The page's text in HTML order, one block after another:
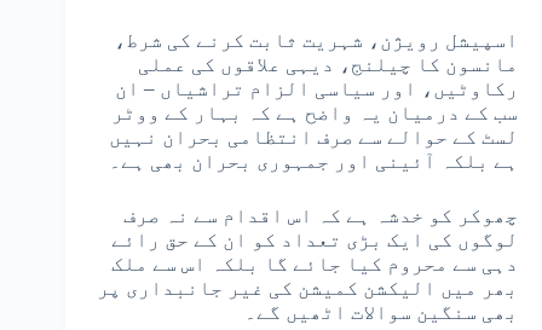
اسپیشل رویژن، شہریت ثابت کرنے کی شرط،
مانسون کا چیلنج، دیہی علاقوں کی عملی
رکاوٹیں، اور سیاسی الزام تراشیاں – ان
سب کے درمیان یہ واضح ہے کہ بہار کے ووٹر
لسٹ کے حوالے سے صرف انتظامی بحران نہیں
ہے بلکہ آئینی اور جمہوری بحران بھی ہے۔
چھوکر کو خدشہ ہے کہ اس اقدام سے نہ صرف
لوگوں کی ایک بڑی تعداد کو ان کے حق رائے
دہی سے محروم کیا جائے گا بلکہ اس سے ملک
بھر میں الیکشن کمیشن کی غیر جانبداری پر
بھی سنگین سوالات اٹھیں گے۔